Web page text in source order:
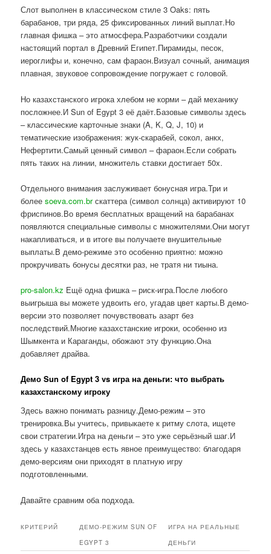
Слот выполнен в классическом стиле 3 Oaks: пять
барабанов, три ряда, 25 фиксированных линий выплат.Но
главная фишка – это атмосфера.Разработчики создали
настоящий портал в Древний Египет.Пирамиды, песок,
иероглифы и, конечно, сам фараон.Визуал сочный, анимация
плавная, звуковое сопровождение погружает с головой.
Но казахстанского игрока хлебом не корми – дай механику
посложнее.И Sun of Egypt 3 её даёт.Базовые символы здесь
– классические карточные знаки (A, K, Q, J, 10) и
тематические изображения: жук-скарабей, сокол, анкх,
Нефертити.Самый ценный символ – фараон.Если собрать
пять таких на линии, множитель ставки достигает 50x.
Отдельного внимания заслуживает бонусная игра.Три и
болееsoeva.com.brскаттера (символ солнца) активируют 10
фриспинов.Во время бесплатных вращений на барабанах
появляются специальные символы с множителями.Они могут
накапливаться, и в итоге вы получаете внушительные
выплаты.В демо-режиме это особенно приятно: можно
прокручивать бонусы десятки раз, не тратя ни тиына.
pro-salon.kz Ещё одна фишка – риск-игра.После любого
выигрыша вы можете удвоить его, угадав цвет карты.В демо-
версии это позволяет почувствовать азарт без
последствий.Многие казахстанские игроки, особенно из
Шымкента и Караганды, обожают эту функцию.Она
добавляет драйва.
Демо Sun of Egypt 3 vs игра на деньги: что выбрать
казахстанскому игроку
Здесь важно понимать разницу.Демо-режим – это
тренировка.Вы учитесь, привыкаете к ритму слота, ищете
свои стратегии.Игра на деньги – это уже серьёзный шаг.И
здесь у казахстанцев есть явное преимущество: благодаря
демо-версиям они приходят в платную игру
подготовленными.
Давайте сравним оба подхода.
КРИТЕРИЙ
ДЕМО-РЕЖИМ SUN OF
EGYPT 3
ИГРА НА РЕАЛЬНЫЕ
ДЕНЬГИ